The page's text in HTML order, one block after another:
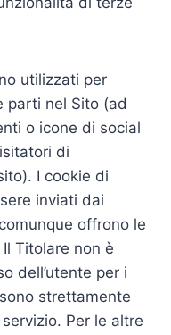
utilizzati per
parti nel Sito (ad
o icone di social
di
I cookie di
inviati dai
offrono le
Titolare non è
dell’utente per i
strettamente
Per le altre